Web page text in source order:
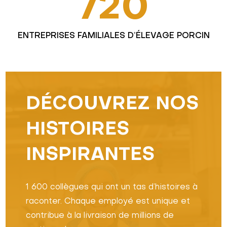
720
ENTREPRISES FAMILIALES D’ÉLEVAGE PORCIN
DÉCOUVREZ NOS
HISTOIRES
INSPIRANTES
1 600 collègues qui ont un tas d’histoires à
raconter. Chaque employé est unique et
contribue à la livraison de millions de